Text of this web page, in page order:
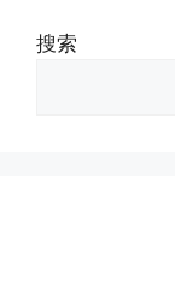
搜索